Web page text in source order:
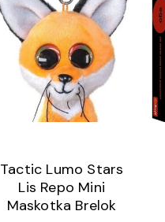
Tactic Lumo Stars
Lis Repo Mini
Maskotka Brelok